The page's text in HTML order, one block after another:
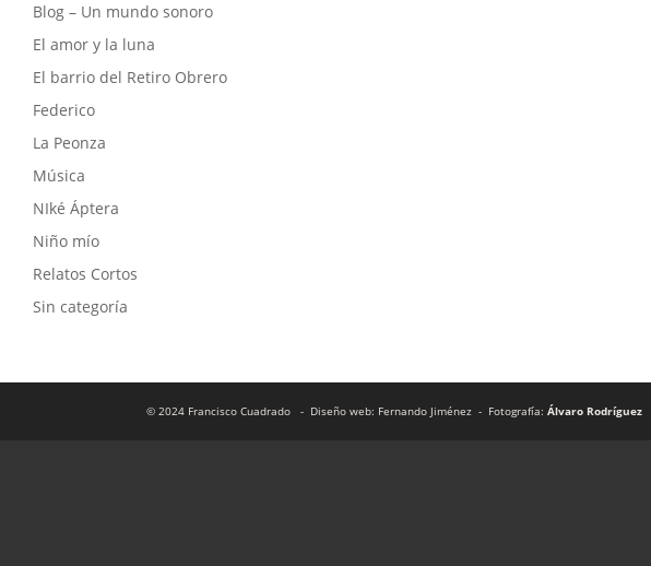
Blog – Un mundo sonoro
El amor y la luna
El barrio del Retiro Obrero
Federico
La Peonza
Música
NIké Áptera
Niño mío
Relatos Cortos
Sin categoría
© 2024 Francisco Cuadrado - Diseño web: Fernando Jiménez - Fotografía:Álvaro Rodríguez